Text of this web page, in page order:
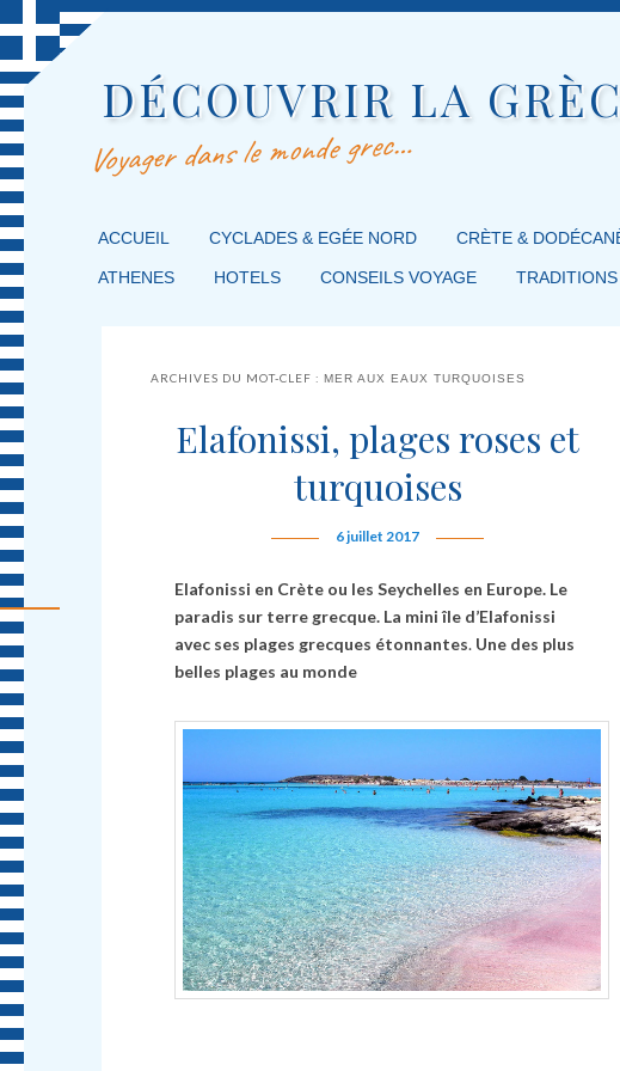
DÉCOUVRIR LA
Voyager dans le monde grec…
MENU PRINCIPAL
MASQUER LA NAVIGATION PRINCIPALE
MASQUER LA NAVIGATION SECONDAIRE
ACCUEIL CYCLADES & EGÉE NORD CRÈTE &
ATHENES HOTELS CONSEILS VOYAGE
ARCHIVES DU MOT-CLEF :MER AUX EAUX TURQUOISES
Elafonissi, plages roses et
turquoises
6 juillet 2017
Elafonissi en Crète ou les Seychelles en Europe. Le
paradis sur terre grecque. La mini île d’Elafonissi
avec ses plages grecques étonnantes. Une des plus
belles plages au monde